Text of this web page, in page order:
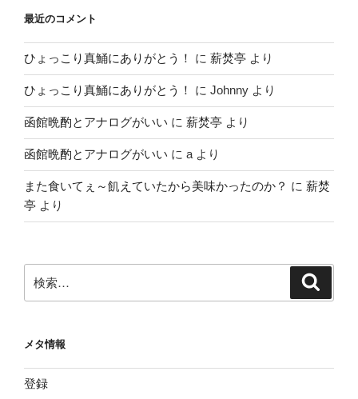
最近のコメント
ひょっこり真鯒にありがとう！ に 薪焚亭 より
ひょっこり真鯒にありがとう！ に Johnny より
函館晩酌とアナログがいい に 薪焚亭 より
函館晩酌とアナログがいい に a より
また食いてぇ～飢えていたから美味かったのか？ に 薪焚
亭 より
索:
メタ情報
登録